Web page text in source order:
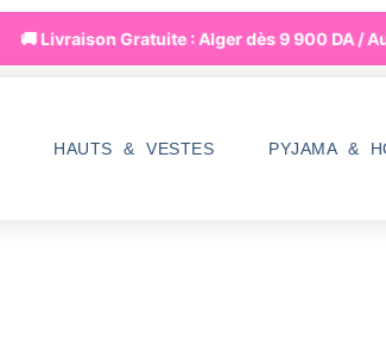
🚚 Livraison Gratuite : Alger dès 9 900 DA /
HAUTS & VESTES PYJAMA &